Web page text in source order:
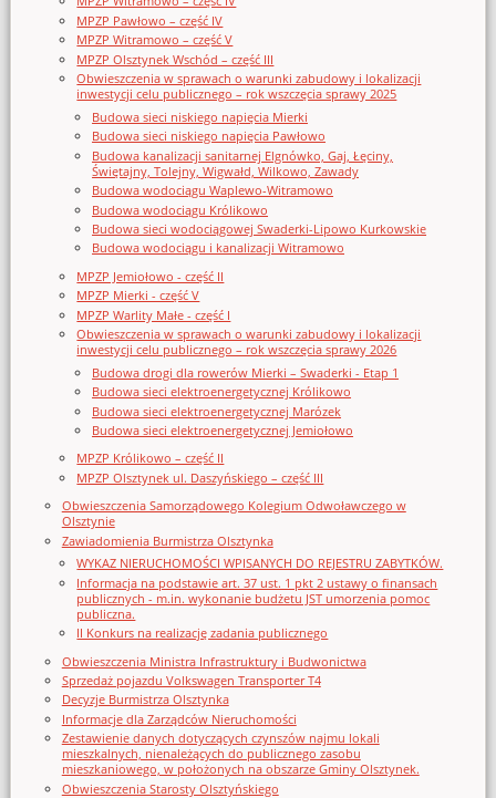
MPZP Pawłowo – część IV
MPZP Witramowo – część V
MPZP Olsztynek Wschód – część III
Obwieszczenia w sprawach o warunki zabudowy i lokalizacji
inwestycji celu publicznego – rok wszczęcia sprawy 2025
Budowa sieci niskiego napięcia Mierki
Budowa sieci niskiego napięcia Pawłowo
Budowa kanalizacji sanitarnej Elgnówko, Gaj, Łęciny,
Świętajny, Tolejny, Wigwałd, Wilkowo, Zawady
Budowa wodociągu Waplewo-Witramowo
Budowa wodociągu Królikowo
Budowa sieci wodociągowej Swaderki-Lipowo Kurkowskie
Budowa wodociągu i kanalizacji Witramowo
MPZP Jemiołowo - część II
MPZP Mierki - część V
MPZP Warlity Małe - część I
Obwieszczenia w sprawach o warunki zabudowy i lokalizacji
inwestycji celu publicznego – rok wszczęcia sprawy 2026
Budowa drogi dla rowerów Mierki – Swaderki - Etap 1
Budowa sieci elektroenergetycznej Królikowo
Budowa sieci elektroenergetycznej Marózek
Budowa sieci elektroenergetycznej Jemiołowo
MPZP Królikowo – część II
MPZP Olsztynek ul. Daszyńskiego – część III
Obwieszczenia Samorządowego Kolegium Odwoławczego w
Olsztynie
Zawiadomienia Burmistrza Olsztynka
WYKAZ NIERUCHOMOŚCI WPISANYCH DO REJESTRU ZABYTKÓW.
Informacja na podstawie art. 37 ust. 1 pkt 2 ustawy o finansach
publicznych - m.in. wykonanie budżetu JST umorzenia pomoc
publiczna.
II Konkurs na realizację zadania publicznego
Obwieszczenia Ministra Infrastruktury i Budwonictwa
Sprzedaż pojazdu Volkswagen Transporter T4
Decyzje Burmistrza Olsztynka
Informacje dla Zarządców Nieruchomości
Zestawienie danych dotyczących czynszów najmu lokali
mieszkalnych, nienależących do publicznego zasobu
mieszkaniowego, w położonych na obszarze Gminy Olsztynek.
Obwieszczenia Starosty Olsztyńskiego